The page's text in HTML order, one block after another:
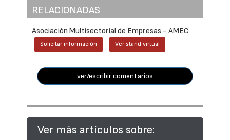
RELACIONADAS
Asociación Multisectorial de Empresas - AMEC
Solicitar información Ver stand virtual
ver/escribir comentarios
Ver más artículos sobre: